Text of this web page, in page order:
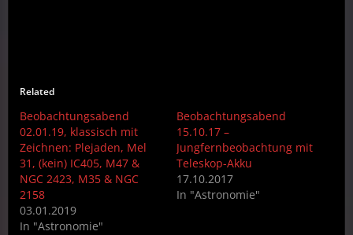
Related
Beobachtungsabend
02.01.19, klassisch mit
Zeichnen: Plejaden, Mel
31, (kein) IC405, M47 &
NGC 2423, M35 & NGC
2158
03.01.2019
In "Astronomie"
Beobachtungsabend
15.10.17 –
Jungfernbeobachtung mit
Teleskop-Akku
17.10.2017
In "Astronomie"